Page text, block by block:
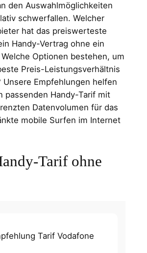
den Auswahlmöglichkeiten
schwerfallen. Welcher
hat das preiswerteste
Handy-Vertrag ohne ein
Optionen bestehen, um
Preis-Leistungsverhältnis
Unsere Empfehlungen helfen
passenden Handy-Tarif mit
Datenvolumen für das
mobile Surfen im Internet
Tarif ohne